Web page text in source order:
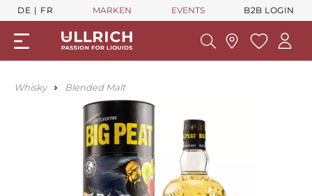
DE FR MARKEN EVENTS B2B LOGIN
Whisky Blended Malt